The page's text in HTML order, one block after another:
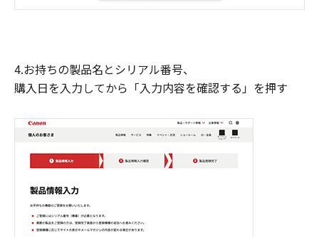
4.お持ちの製品名とシリアル番号、
購入日を入力してから「入力内容を確認する」を押す